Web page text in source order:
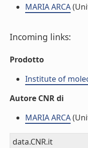
MARIA ARCA
Incoming links:
Prodotto
Institute of
Autore CNR di
MARIA ARCA
data.CNR.it